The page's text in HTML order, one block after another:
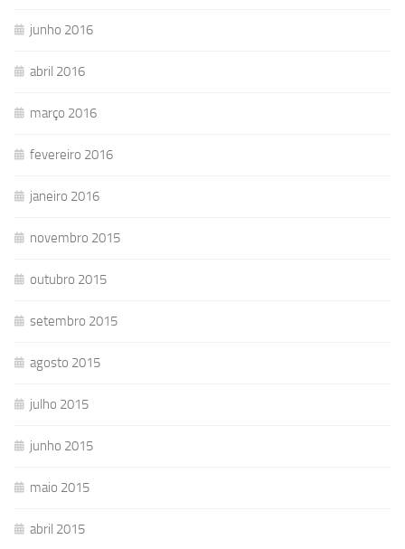
junho 2016
abril 2016
março 2016
fevereiro 2016
janeiro 2016
novembro 2015
outubro 2015
setembro 2015
agosto 2015
julho 2015
junho 2015
maio 2015
abril 2015